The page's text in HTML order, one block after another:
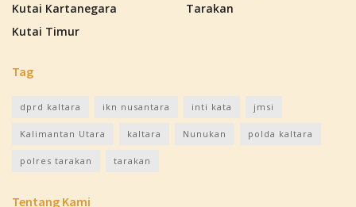
Kutai Kartanegara
Kutai Timur
Tarakan
Tag
dprd kaltara ikn nusantara inti kata jmsi
Kalimantan Utara kaltara Nunukan polda kaltara
polres tarakan tarakan
Tentang Kami